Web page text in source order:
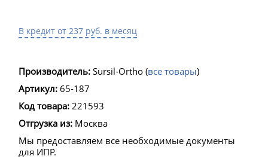
В кредит от 237 руб. в месяц
Производитель: Sursil-Ortho (все товары)
Артикул: 65-187
Код товара: 221593
Отгрузка из: Москва
Мы предоставляем все необходимые документы
для ИПР.